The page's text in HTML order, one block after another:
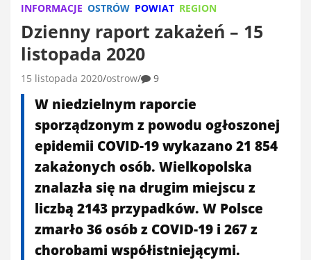
INFORMACJE OSTRÓW POWIAT REGION
Dzienny raport zakażeń – 15
listopada 2020
15 listopada 2020 ostrow 9
W niedzielnym raporcie
sporządzonym z powodu ogłoszonej
epidemii COVID-19 wykazano 21 854
zakażonych osób. Wielkopolska
znalazła się na drugim miejscu z
liczbą 2143 przypadków. W Polsce
zmarło 36 osób z COVID-19 i 267 z
chorobami współistniejącymi.